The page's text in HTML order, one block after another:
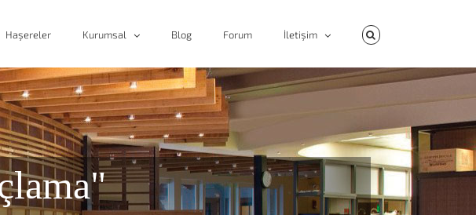
Haşereler Kurumsal Blog Forum İletişim